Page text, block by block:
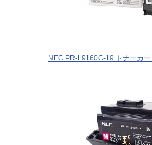
NEC PR-L9160C-19 トナーカ